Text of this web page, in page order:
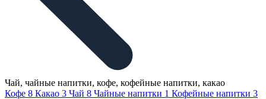
Чай, чайные напитки, кофе, кофейные напитки, какао
Кофе 8 Какао 3 Чай 8 Чайные напитки 1 Кофейные напитки 3